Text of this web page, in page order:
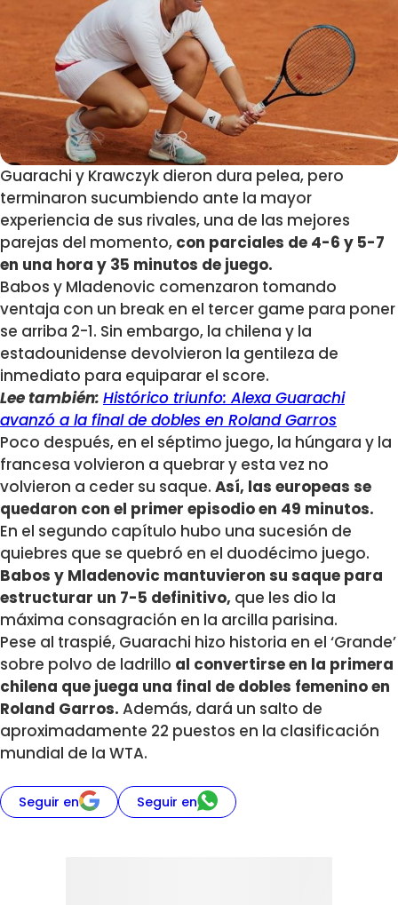
Guarachi y Krawczyk dieron dura pelea, pero
terminaron sucumbiendo ante la mayor
experiencia de sus rivales, una de las mejores
parejas del momento, con parciales de 4-6 y 5-7
en una hora y 35 minutos de juego.
Babos y Mladenovic comenzaron tomando
ventaja con un break en el tercer game para poner
se arriba 2-1. Sin embargo, la chilena y la
estadounidense devolvieron la gentileza de
inmediato para equiparar el score.
Lee también: Histórico triunfo: Alexa Guarachi
avanzó a la final de dobles en Roland Garros
Poco después, en el séptimo juego, la húngara y la
francesa volvieron a quebrar y esta vez no
volvieron a ceder su saque. Así, las europeas se
quedaron con el primer episodio en 49 minutos.
En el segundo capítulo hubo una sucesión de
quiebres que se quebró en el duodécimo juego.
Babos y Mladenovic mantuvieron su saque para
estructurar un 7-5 definitivo, que les dio la
máxima consagración en la arcilla parisina.
Pese al traspié, Guarachi hizo historia en el ‘Grande’
sobre polvo de ladrillo al convertirse en la primera
chilena que juega una final de dobles femenino en
Roland Garros. Además, dará un salto de
aproximadamente 22 puestos en la clasificación
mundial de la WTA.
Seguir en Seguir en